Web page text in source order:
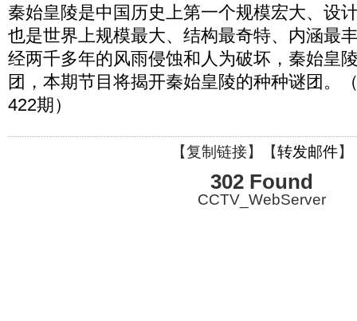
秦始皇陵是中国历史上第一个规模宏大、设
也是世界上规模最大、结构最奇特、内涵最
经两千多年的风雨侵蚀和人为破坏，秦始皇
团，本期节目将揭开秦始皇陵的种种谜团。
422期）
【复制链接】【转发邮件】
302 Found
CCTV_WebServer